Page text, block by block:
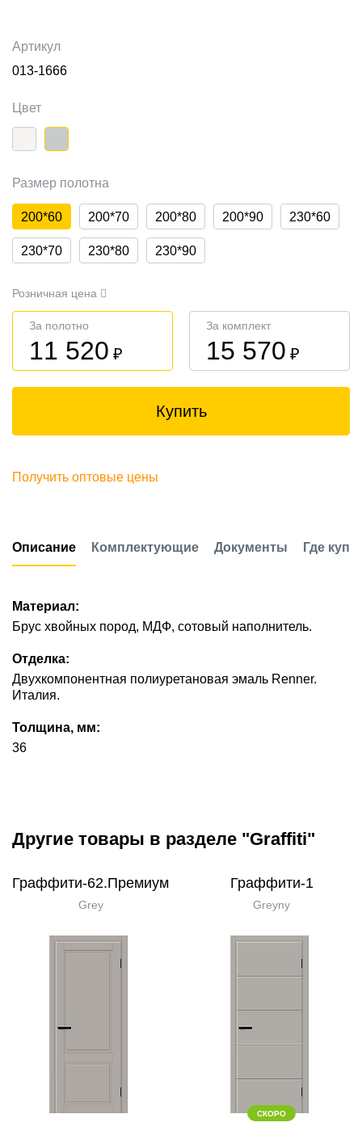
Артикул
013-1666
Цвет
Размер полотна
200*60 200*70 200*80 200*90 230*60
230*70 230*80 230*90
Розничная цена
За полотно
11 520 ₽
За комплект
15 570 ₽
Купить
Получить оптовые цены
Описание Комплектующие Документы Где
Материал:
Брус хвойных пород, МДФ, сотовый наполнитель.
Отделка:
Двухкомпонентная полиуретановая эмаль Renner.
Италия.
Толщина, мм:
36
Другие товары в разделе "Graffiti"
Граффити-62.Премиум
Grey
Граффити-1
Greyny
СКОРО